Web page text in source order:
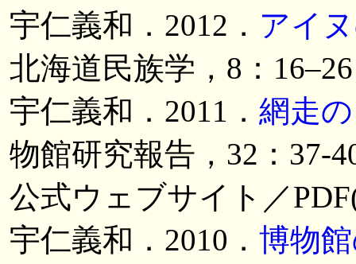
宇仁義和．2012． アイ
北海道民族学，8：
宇仁義和．2011． 網走
物館研究報告，32：37-
公式ウェブサイト／
宇仁義和．2010． 博物